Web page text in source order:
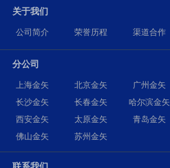
关于我们
公司简介 荣誉历程 渠道合作
分公司
上海金矢 北京金矢 广州金矢
长沙金矢
长春金矢 哈尔滨金矢
西安金矢
太原金矢 青岛金矢
佛山金矢
苏州金矢